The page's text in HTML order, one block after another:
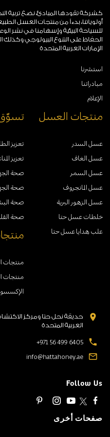
كشركة تقودها المبادئ، نضع تربية
للسياحة البيئية وإسهامنا في نشر
الحفاظ على التنوع البيولوجي وكذلك
الإمارات العربية المتحدة
استشرنا
مبادراتنا
الإعلام
منتجات العسل
عسل السدر
عسل الغاف
عسل السمر
عسل المانجروف
عسل الزهور البرية
خلطات عسل حتا
علب هدايا عسل حتا
تعزيز
تعزيز
صحة
صحة
صحة
صحة
منتجات
منتجات
location_on
حديقة نحل حتا ومركز
العربية المتحدة
local_phone
+971 56 499 6405
mail_outline
info@hattahoney.ae
Follow Us
صفحات أخرى